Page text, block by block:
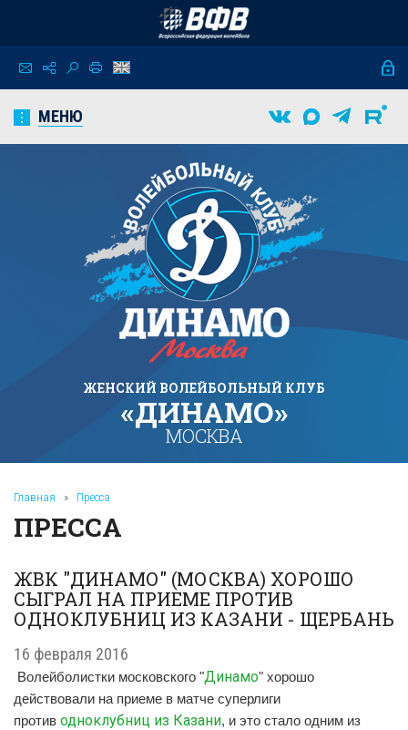
МЕНЮ
ЖЕНСКИЙ ВОЛЕЙБОЛЬНЫЙ КЛУБ
«ДИНАМО»
МОСКВА
Главная » Пресса
ПРЕССА
ЖВК "ДИНАМО" (МОСКВА) ХОРОШО
СЫГРАЛ НА ПРИЕМЕ ПРОТИВ
ОДНОКЛУБНИЦ ИЗ КАЗАНИ - ЩЕРБАНЬ
16 февраля 2016
Волейболистки московского "Динамо" хорошо
действовали на приеме в матче суперлиги
против одноклубниц из Казани, и это стало одним из